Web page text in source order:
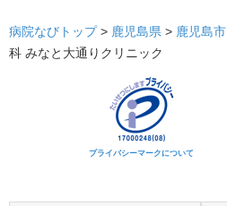
病院なびトップ > 鹿児島県 > 鹿児島市
科 みなと大通りクリニック
プライバシーマークについて